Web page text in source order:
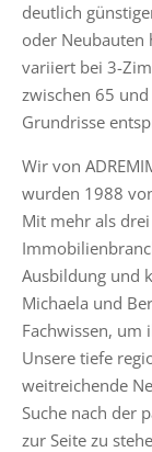
deutlich
oder Neubauten
variiert bei 3-
zwischen 65
Grundrisse
Wir von
wurden 1988
Mit mehr als
Ausbildung und
Michaela und
Fachwissen, um
Unsere tiefe
weitreichende
Suche nach der
zur Seite zu